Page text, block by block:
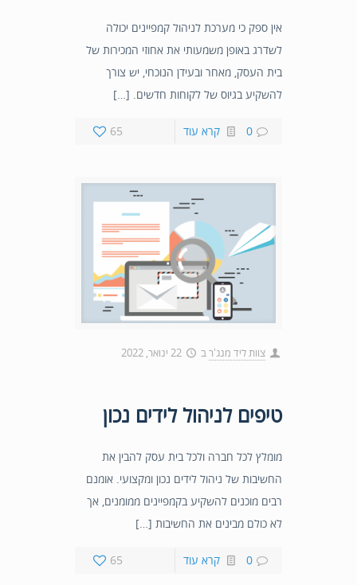
אין ספק כי מערכת לניהול קמפיינים יכולה
לשדרג באופן משמעותי את אחוזי המכירות של
בית העסק, מאחר ובעידן הנוכחי, יש צורך
להשקיע בגיוס של לקוחות חדשים. […]
65 0 קרא עוד
צוות ליד מנג'ר ב 22 ינואר, 2022
טיפים לניהול לידים נכון
מומלץ לכל חברה ולכל בית עסק להבין את
החשיבות של ניהול לידים נכון ומקצועי. אומנם
רבים מוכנים להשקיע בקמפיינים ממומנים, אך
לא כולם מבינים את החשיבות […]
65 0 קרא עוד